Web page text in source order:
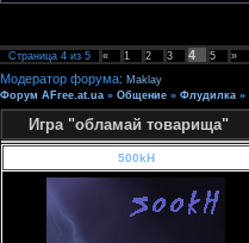
Страница 4 из 5 « 1 2 3 4 5 »
Модератор форума: Maklay
Форум AFree.at.ua » Общение » Флудилка »
Игра "обламай товарища"
500kH